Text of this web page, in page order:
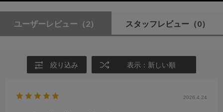
ユーザーレビュー （2） スタッフレビュー （0）
絞り込み 表示：新しい順
2026.4.24